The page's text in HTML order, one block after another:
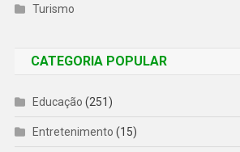
Turismo
CATEGORIA POPULAR
Educação (251)
Entretenimento (15)